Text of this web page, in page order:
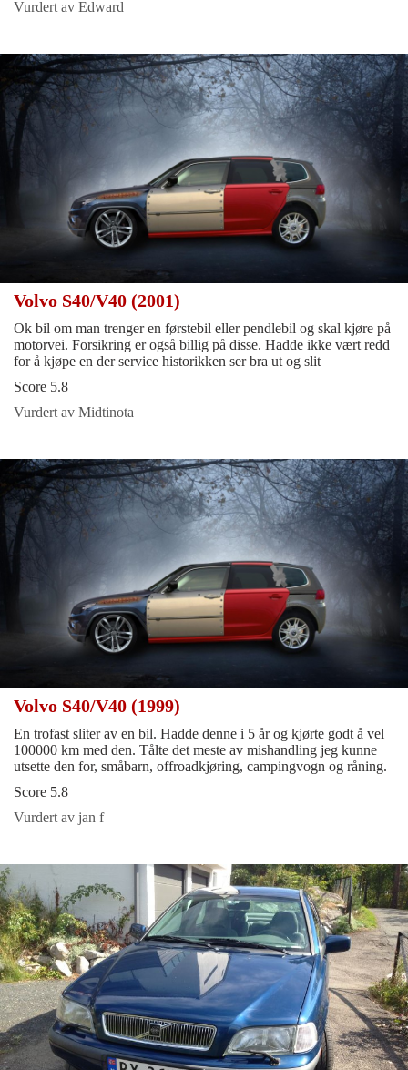
Vurdert av Edward
Volvo S40/V40 (2001)
Ok bil om man trenger en førstebil eller pendlebil og skal kjøre på
motorvei. Forsikring er også billig på disse. Hadde ikke vært redd
for å kjøpe en der service historikken ser bra ut og slit
Score 5.8
Vurdert av Midtinota
Volvo S40/V40 (1999)
En trofast sliter av en bil. Hadde denne i 5 år og kjørte godt å vel
100000 km med den. Tålte det meste av mishandling jeg kunne
utsette den for, småbarn, offroadkjøring, campingvogn og råning.
Score 5.8
Vurdert av jan f